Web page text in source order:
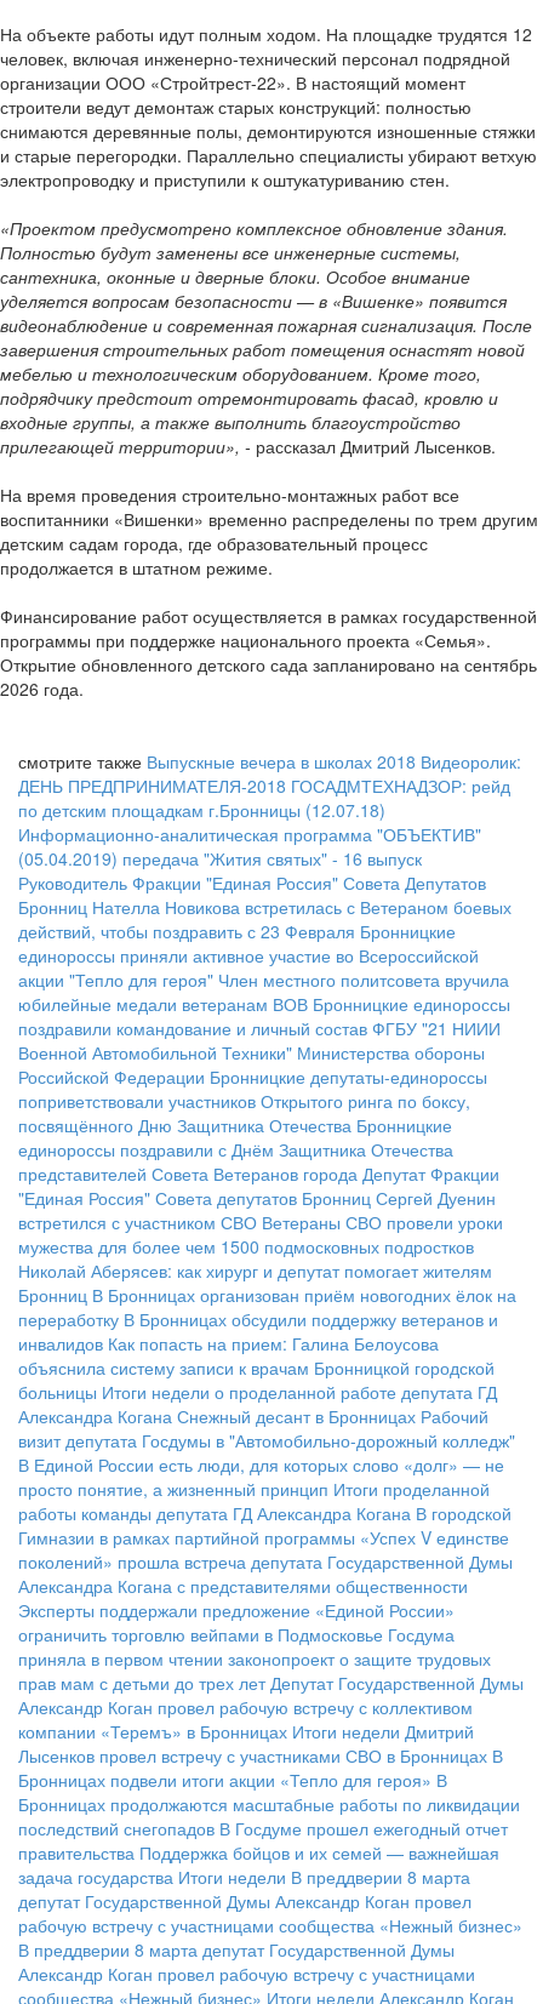
На объекте работы идут полным ходом. На площадке трудятся 12
человек, включая инженерно-технический персонал подрядной
организации ООО «Стройтрест-22». В настоящий момент
строители ведут демонтаж старых конструкций: полностью
снимаются деревянные полы, демонтируются изношенные стяжки
и старые перегородки. Параллельно специалисты убирают ветхую
электропроводку и приступили к оштукатуриванию стен.
«Проектом предусмотрено комплексное обновление здания.
Полностью будут заменены все инженерные системы,
сантехника, оконные и дверные блоки. Особое внимание
уделяется вопросам безопасности — в «Вишенке» появится
видеонаблюдение и современная пожарная сигнализация. После
завершения строительных работ помещения оснастят новой
мебелью и технологическим оборудованием. Кроме того,
подрядчику предстоит отремонтировать фасад, кровлю и
входные группы, а также выполнить благоустройство
прилегающей территории», - рассказал Дмитрий Лысенков.
На время проведения строительно-монтажных работ все
воспитанники «Вишенки» временно распределены по трем другим
детским садам города, где образовательный процесс
продолжается в штатном режиме.
Финансирование работ осуществляется в рамках государственной
программы при поддержке национального проекта «Семья».
Открытие обновленного детского сада запланировано на сентябрь
2026 года.
смотрите также Выпускные вечера в школах 2018 Видеоролик:
ДЕНЬ ПРЕДПРИНИМАТЕЛЯ-2018 ГОСАДМТЕХНАДЗОР: рейд
по детским площадкам г.Бронницы (12.07.18)
Информационно-аналитическая программа "ОБЪЕКТИВ"
(05.04.2019) передача "Жития святых" - 16 выпуск
Руководитель Фракции "Единая Россия" Совета Депутатов
Бронниц Нателла Новикова встретилась с Ветераном боевых
действий, чтобы поздравить с 23 Февраля Бронницкие
единороссы приняли активное участие во Всероссийской
акции "Тепло для героя" Член местного политсовета вручила
юбилейные медали ветеранам ВОВ Бронницкие единороссы
поздравили командование и личный состав ФГБУ "21 НИИИ
Военной Автомобильной Техники" Министерства обороны
Российской Федерации Бронницкие депутаты-единороссы
поприветствовали участников Открытого ринга по боксу,
посвящённого Дню Защитника Отечества Бронницкие
единороссы поздравили с Днём Защитника Отечества
представителей Совета Ветеранов города Депутат Фракции
"Единая Россия" Совета депутатов Бронниц Сергей Дуенин
встретился с участником СВО Ветераны СВО провели уроки
мужества для более чем 1500 подмосковных подростков
Николай Аберясев: как хирург и депутат помогает жителям
Бронниц В Бронницах организован приём новогодних ёлок на
переработку В Бронницах обсудили поддержку ветеранов и
инвалидов Как попасть на прием: Галина Белоусова
объяснила систему записи к врачам Бронницкой городской
больницы Итоги недели о проделанной работе депутата ГД
Александра Когана Снежный десант в Бронницах Рабочий
визит депутата Госдумы в "Автомобильно-дорожный колледж"
В Единой России есть люди, для которых слово «долг» — не
просто понятие, а жизненный принцип Итоги проделанной
работы команды депутата ГД Александра Когана В городской
Гимназии в рамках партийной программы «Успех V единстве
поколений» прошла встреча депутата Государственной Думы
Александра Когана с представителями общественности
Эксперты поддержали предложение «Единой России»
ограничить торговлю вейпами в Подмосковье Госдума
приняла в первом чтении законопроект о защите трудовых
прав мам с детьми до трех лет Депутат Государственной Думы
Александр Коган провел рабочую встречу с коллективом
компании «Теремъ» в Бронницах Итоги недели Дмитрий
Лысенков провел встречу с участниками СВО в Бронницах В
Бронницах подвели итоги акции «Тепло для героя» В
Бронницах продолжаются масштабные работы по ликвидации
последствий снегопадов В Госдуме прошел ежегодный отчет
правительства Поддержка бойцов и их семей — важнейшая
задача государства Итоги недели В преддверии 8 марта
депутат Государственной Думы Александр Коган провел
рабочую встречу с участницами сообщества «Нежный бизнес»
В преддверии 8 марта депутат Государственной Думы
Александр Коган провел рабочую встречу с участницами
сообщества «Нежный бизнес» Итоги недели Александр Коган